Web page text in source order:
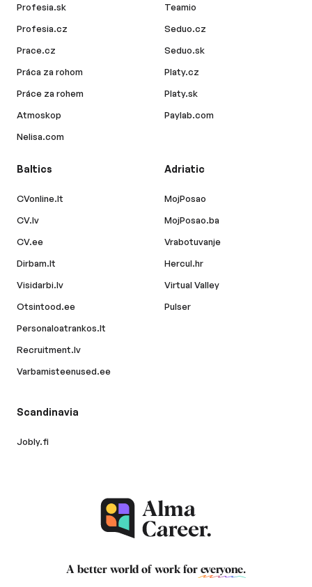
Profesia.sk
Profesia.cz
Prace.cz
Práca za rohom
Práce za rohem
Atmoskop
Nelisa.com
Teamio
Seduo.cz
Seduo.sk
Platy.cz
Platy.sk
Paylab.com
Baltics
CVonline.lt
CV.lv
CV.ee
Dirbam.lt
Visidarbi.lv
Otsintood.ee
Personaloatrankos.lt
Recruitment.lv
Varbamisteenused.ee
Adriatic
MojPosao
MojPosao.ba
Vrabotuvanje
Hercul.hr
Virtual Valley
Pulser
Scandinavia
Jobly.fi
A better world of work for everyone.